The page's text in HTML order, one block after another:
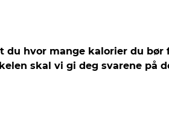
du hvor mange kalorier du bør
skal vi gi deg svarene på